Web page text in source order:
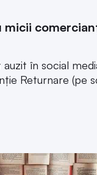
micii
în social
Returnare (pe